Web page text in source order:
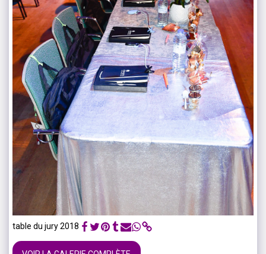
table du jury 2018